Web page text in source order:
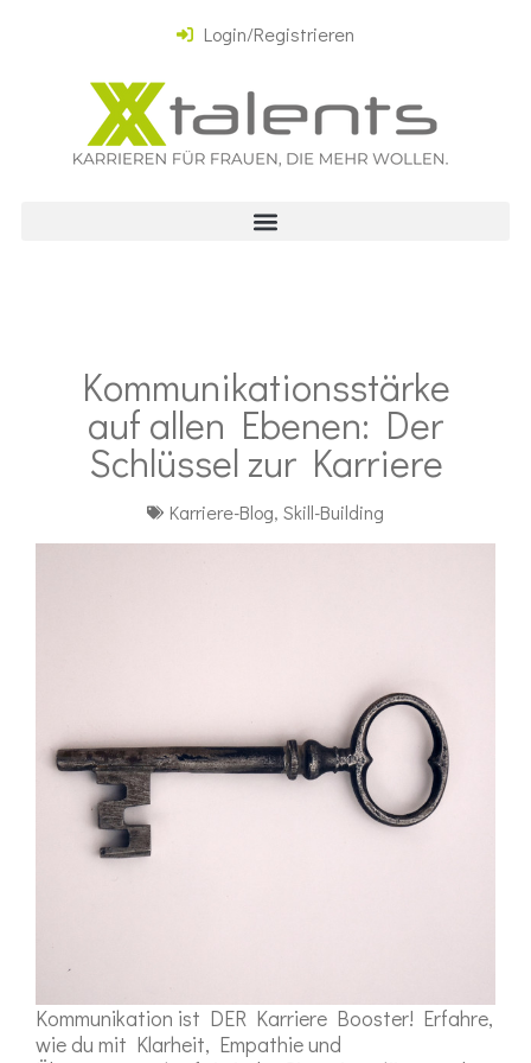
Login/Registrieren
Kommunikationsstärke
auf allen Ebenen: Der
Schlüssel zur Karriere
Karriere-Blog, Skill-Building
Kommunikation ist DER Karriere Booster! Erfahre,
wie du mit Klarheit, Empathie und